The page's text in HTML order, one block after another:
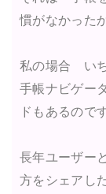
慣がなかった
私の場合 い
手帳ナビゲー
ドもあるので
長年ユーザー
方をシェアし